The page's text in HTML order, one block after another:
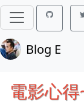
Blog E
電影心